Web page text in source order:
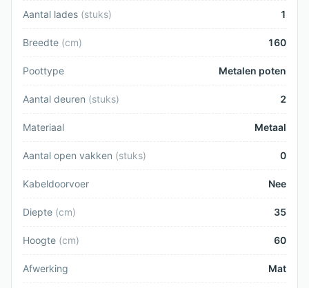
Aantal lades (stuks) 1
Breedte (cm) 160
Poottype Metalen poten
Aantal deuren (stuks) 2
Materiaal Metaal
Aantal open vakken (stuks) 0
Kabeldoorvoer Nee
Diepte (cm) 35
Hoogte (cm) 60
Afwerking Mat